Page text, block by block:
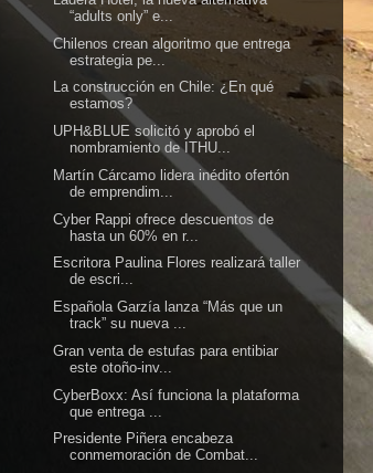
“adults only” e...
Chilenos crean algoritmo que entrega
estrategia pe...
La construcción en Chile: ¿En qué
estamos?
UPH&BLUE solicitó y aprobó el
nombramiento de ITHU...
Martín Cárcamo lidera inédito ofertón
de emprendim...
Cyber Rappi ofrece descuentos de
hasta un 60% en r...
Escritora Paulina Flores realizará taller
de escri...
Española Garzía lanza “Más que un
track” su nueva ...
Gran venta de estufas para entibiar
este otoño-inv...
CyberBoxx: Así funciona la plataforma
que entrega ...
Presidente Piñera encabeza
conmemoración de Combat...